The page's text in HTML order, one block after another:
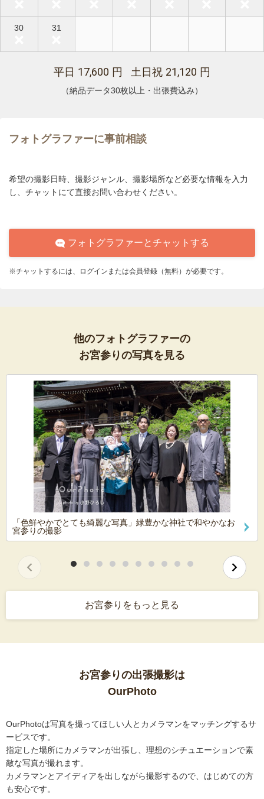
30 31
平日 17,600 円 土日祝 21,120 円
（納品データ30枚以上・出張費込み）
フォトグラファーに事前相談
希望の撮影日時、撮影ジャンル、撮影場所など必要な情報を入力
し、チャットにて直接お問い合わせください。
フォトグラファーとチャットする
※チャットするには、ログインまたは会員登録（無料）が必要です。
他のフォトグラファーの
お宮参りの写真を見る
「色鮮やかでとても綺麗な写真」緑豊かな神社で和やかなお
宮参りの撮影
お宮参りをもっと見る
お宮参りの出張撮影は
OurPhoto
OurPhotoは写真を撮ってほしい人とカメラマンをマッチングするサ
ービスです。
指定した場所にカメラマンが出張し、理想のシチュエーションで素
敵な写真が撮れます。
カメラマンとアイディアを出しながら撮影するので、はじめての方
も安心です。